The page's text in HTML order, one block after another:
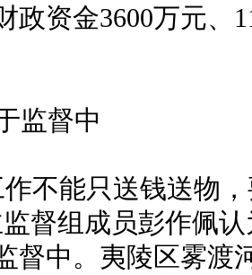
政资金3600万元、
监督中
作不能只送钱送物
督组成员彭作佩
督中。夷陵区雾渡